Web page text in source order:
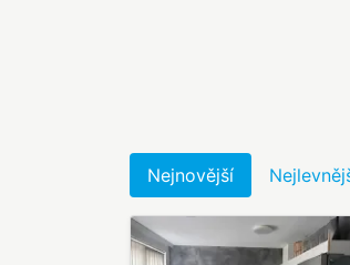
Nejnovější